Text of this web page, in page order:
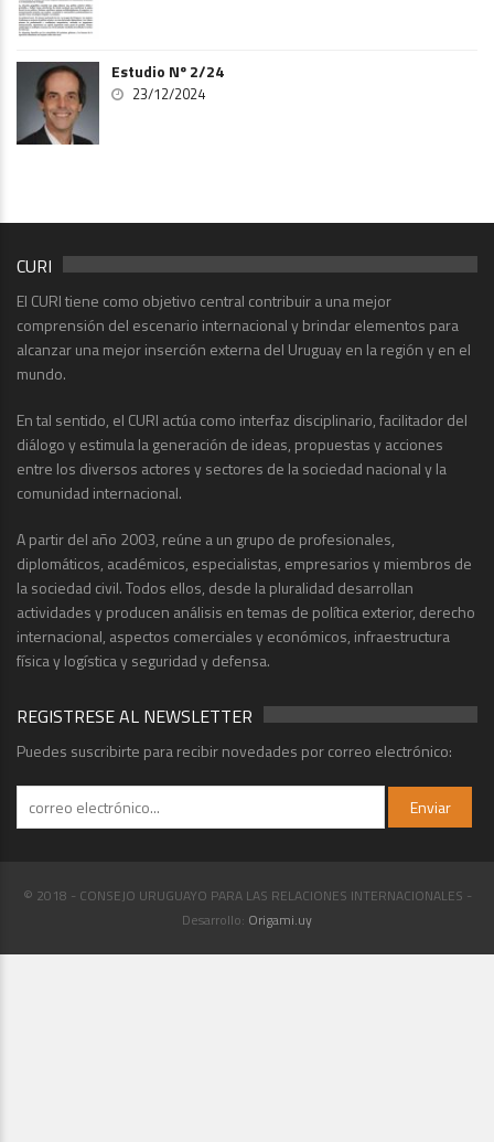
Estudio Nº 2/24
23/12/2024
CURI
El CURI tiene como objetivo central contribuir a una mejor
comprensión del escenario internacional y brindar elementos para
alcanzar una mejor inserción externa del Uruguay en la región y en el
mundo.
En tal sentido, el CURI actúa como interfaz disciplinario, facilitador del
diálogo y estimula la generación de ideas, propuestas y acciones
entre los diversos actores y sectores de la sociedad nacional y la
comunidad internacional.
A partir del año 2003, reúne a un grupo de profesionales,
diplomáticos, académicos, especialistas, empresarios y miembros de
la sociedad civil. Todos ellos, desde la pluralidad desarrollan
actividades y producen análisis en temas de política exterior, derecho
internacional, aspectos comerciales y económicos, infraestructura
física y logística y seguridad y defensa.
REGISTRESE AL NEWSLETTER
Puedes suscribirte para recibir novedades por correo electrónico:
© 2018 - CONSEJO URUGUAYO PARA LAS RELACIONES INTERNACIONALES -
Desarrollo: Origami.uy